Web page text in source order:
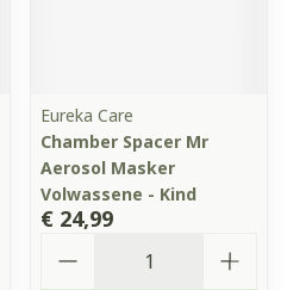
Eureka Care
Chamber Spacer Mr
Aerosol Masker
Volwassene - Kind
€ 24,99